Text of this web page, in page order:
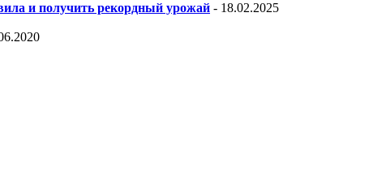
и получить рекордный урожай - 18.02.2025